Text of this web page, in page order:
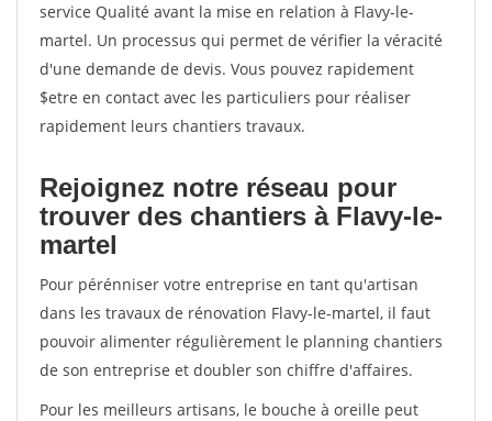
service Qualité avant la mise en relation à Flavy-le-
martel. Un processus qui permet de vérifier la véracité
d'une demande de devis. Vous pouvez rapidement
$etre en contact avec les particuliers pour réaliser
rapidement leurs chantiers travaux.
Rejoignez notre réseau pour
trouver des chantiers à Flavy-le-
martel
Pour pérénniser votre entreprise en tant qu'artisan
dans les travaux de rénovation Flavy-le-martel, il faut
pouvoir alimenter régulièrement le planning chantiers
de son entreprise et doubler son chiffre d'affaires.
Pour les meilleurs artisans, le bouche à oreille peut